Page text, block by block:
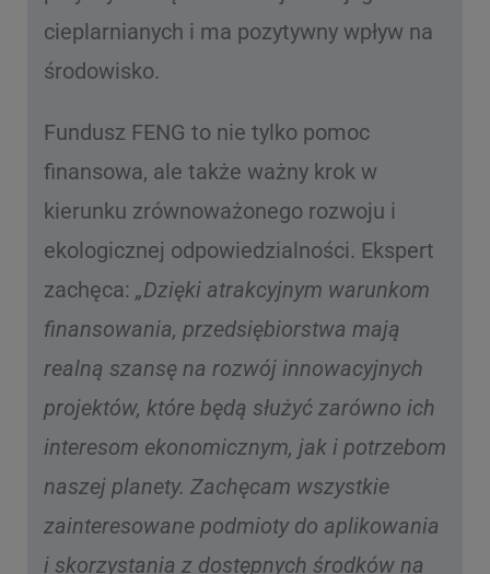
cieplarnianych i ma pozytywny wpływ na
środowisko.
Fundusz FENG to nie tylko pomoc
finansowa, ale także ważny krok w
kierunku zrównoważonego rozwoju i
ekologicznej odpowiedzialności. Ekspert
zachęca: „Dzięki atrakcyjnym warunkom
finansowania, przedsiębiorstwa mają
realną szansę na rozwój innowacyjnych
projektów, które będą służyć zarówno ich
interesom ekonomicznym, jak i potrzebom
naszej planety. Zachęcam wszystkie
zainteresowane podmioty do aplikowania
i skorzystania z dostępnych środków na